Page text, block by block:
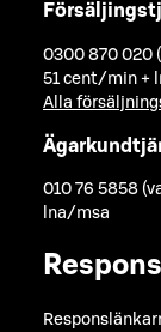
0300 870 020
51 cent/min +
Alla
010 76 5858
lna/msa
Respons